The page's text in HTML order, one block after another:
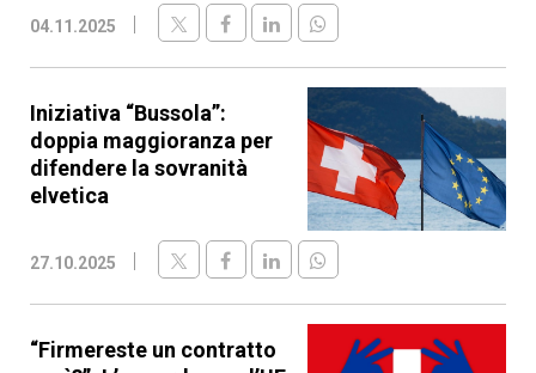
04.11.2025
Iniziativa “Bussola”:
doppia maggioranza per
difendere la sovranità
elvetica
27.10.2025
“Firmereste un contratto